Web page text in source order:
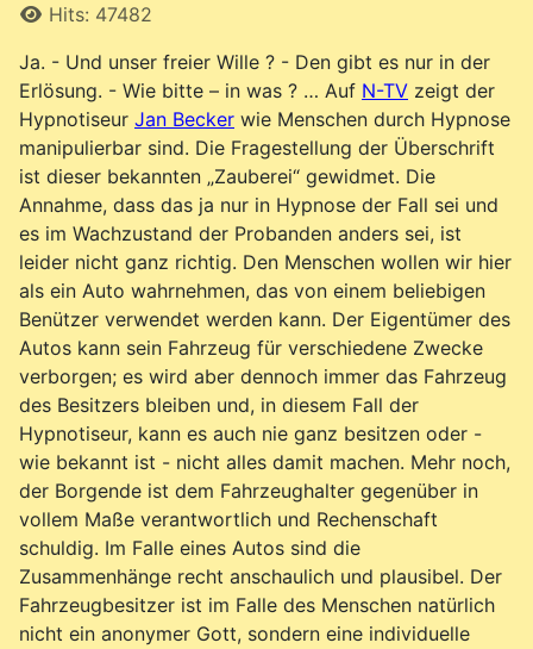
Hits: 47482
Ja. - Und unser freier Wille ? - Den gibt es nur in der
Erlösung. - Wie bitte – in was ? … Auf N-TV zeigt der
Hypnotiseur Jan Becker wie Menschen durch Hypnose
manipulierbar sind. Die Fragestellung der Überschrift
ist dieser bekannten „Zauberei“ gewidmet. Die
Annahme, dass das ja nur in Hypnose der Fall sei und
es im Wachzustand der Probanden anders sei, ist
leider nicht ganz richtig. Den Menschen wollen wir hier
als ein Auto wahrnehmen, das von einem beliebigen
Benützer verwendet werden kann. Der Eigentümer des
Autos kann sein Fahrzeug für verschiedene Zwecke
verborgen; es wird aber dennoch immer das Fahrzeug
des Besitzers bleiben und, in diesem Fall der
Hypnotiseur, kann es auch nie ganz besitzen oder -
wie bekannt ist - nicht alles damit machen. Mehr noch,
der Borgende ist dem Fahrzeughalter gegenüber in
vollem Maße verantwortlich und Rechenschaft
schuldig. Im Falle eines Autos sind die
Zusammenhänge recht anschaulich und plausibel. Der
Fahrzeugbesitzer ist im Falle des Menschen natürlich
nicht ein anonymer Gott, sondern eine individuelle